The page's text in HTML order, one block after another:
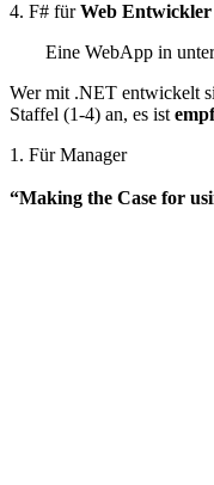
4. F# fürWeb Entwickler
Eine WebApp in
Wer mit .NET entwickelt
Staffel (1-4) an, es ist
1. Für Manager
“Making the Case for